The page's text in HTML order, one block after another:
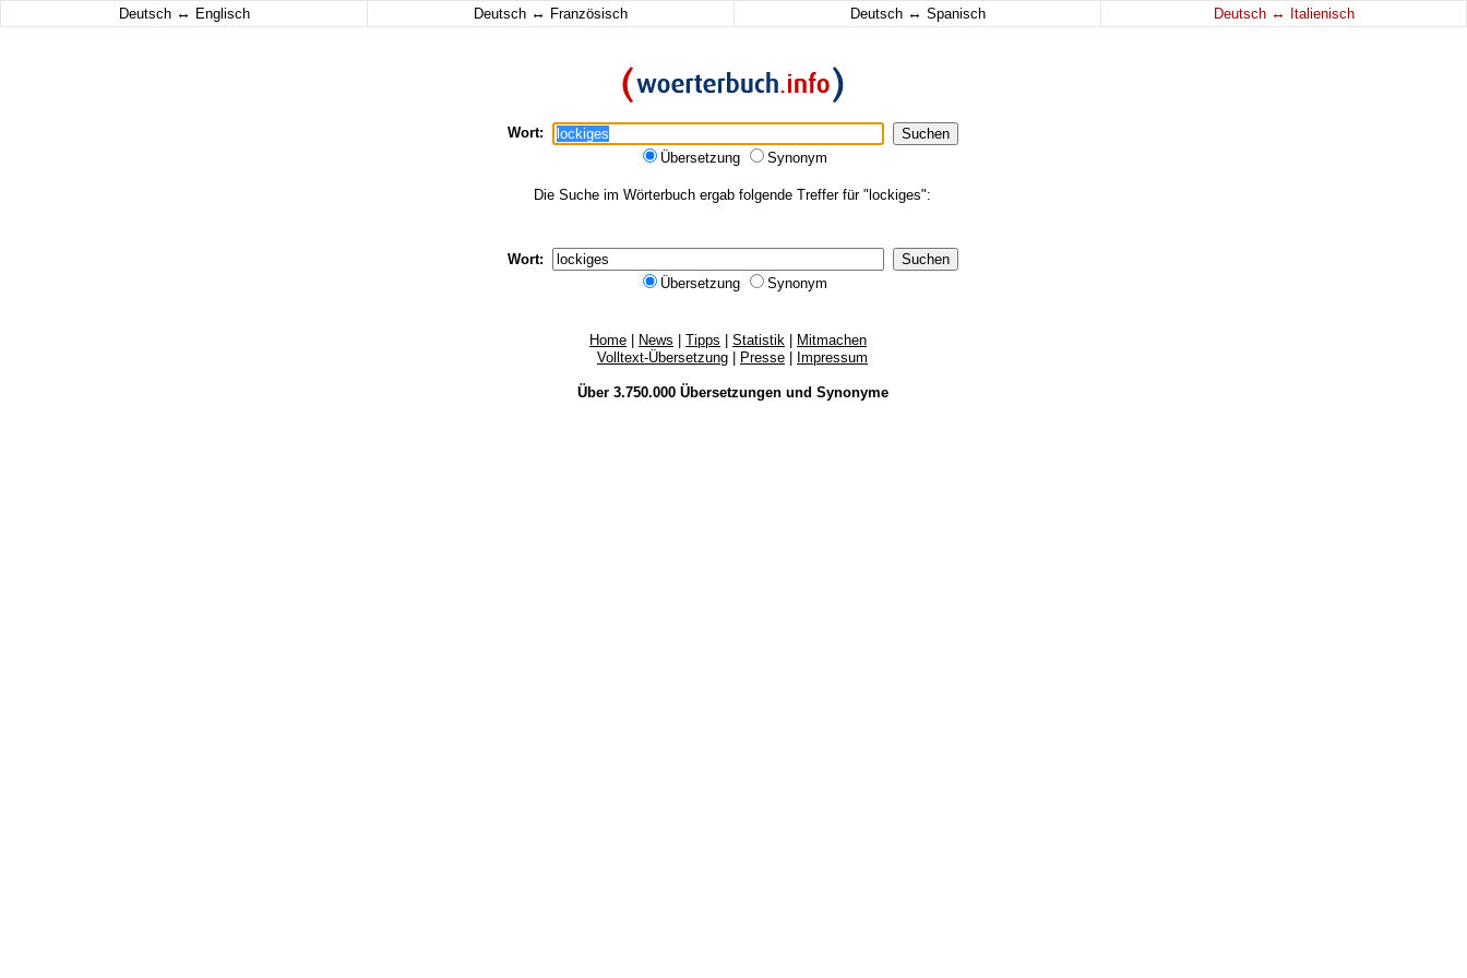
Deutsch ↔ Englisch Deutsch ↔ Französisch Deutsch ↔ Spanisch Deutsch ↔ Italienisch
Wort:
Übersetzung
Synonym
Die Suche im Wörterbuch ergab folgende Treffer für "lockiges":
Wort:
Übersetzung
Synonym
Home News Tipps Statistik
Mitmachen
Volltext-Übersetzung
Presse Impressum
Über 3.750.000 Übersetzungenund Synonyme